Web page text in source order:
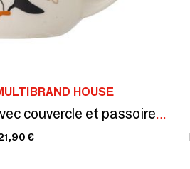
HOUSE
Valentin Tasse avec couvercle et passoire à thé, Or, Grès
€